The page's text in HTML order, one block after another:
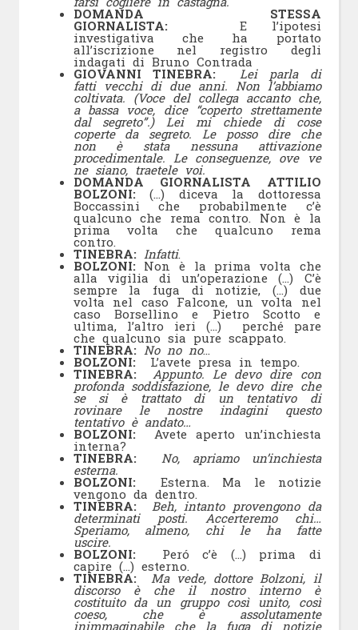
DOMANDA STESSA
GIORNALISTA:E l’ipotesi
investigativa che ha portato
all’iscrizione nel registro degli
indagati di Bruno Contrada
GIOVANNI TINEBRA: Lei parla di
fatti vecchi di due anni. Non l’abbiamo
coltivata. (Voce del collega accanto che,
a bassa voce, dice “coperto strettamente
dal segreto”.) Lei mi chiede di cose
coperte da segreto. Le posso dire che
non è stata nessuna attivazione
procedimentale. Le conseguenze, ove ve
ne siano, traetele voi.
DOMANDA GIORNALISTA ATTILIO
BOLZONI: (…) diceva la dottoressa
Boccassini che probabilmente c’è
qualcuno che rema contro. Non è la
prima volta che qualcuno rema
contro.
TINEBRA: Infatti.
BOLZONI:Non è la prima volta che
alla vigilia di un’operazione (…) C’è
sempre la fuga di notizie, (…) due
volta nel caso Falcone, un volta nel
caso Borsellino e Pietro Scotto e
ultima, l’altro ieri (…) perché pare
che qualcuno sia pure scappato.
TINEBRA: No no no…
BOLZONI:L’avete presa in tempo.
TINEBRA: Appunto. Le devo dire con
profonda soddisfazione, le devo dire che
se si è trattato di un tentativo di
rovinare le nostre indagini questo
tentativo è andato…
BOLZONI:Avete aperto un’inchiesta
interna?
TINEBRA: No, apriamo un’inchiesta
esterna.
BOLZONI:Esterna. Ma le notizie
vengono da dentro.
TINEBRA: Beh, intanto provengono da
determinati posti. Accerteremo chi…
Speriamo, almeno, chi le ha fatte
uscire.
BOLZONI:Peró c’è (…) prima di
capire (…) esterno.
TINEBRA: Ma vede, dottore Bolzoni, il
discorso è che il nostro interno è
costituito da un gruppo così unito, così
coeso, che è assolutamente
inimmaginabile che la fuga di notizie